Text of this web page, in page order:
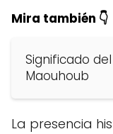
Mira también 👇
Significado
Maouhoub
La presencia